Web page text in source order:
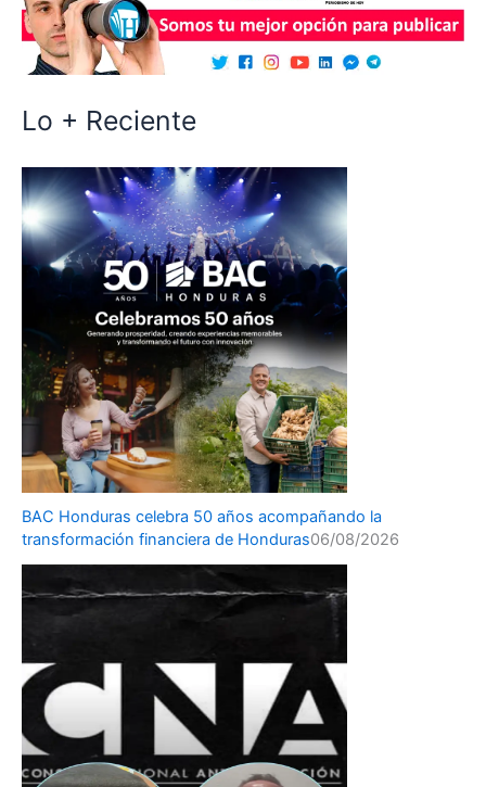
Lo + Reciente
BAC Honduras celebra 50 años acompañando la
transformación financiera de Honduras06/08/2026